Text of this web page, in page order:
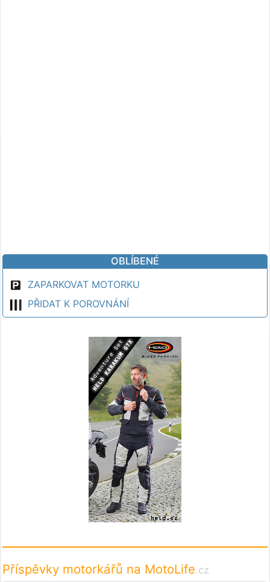
OBLÍBENÉ
ZAPARKOVAT MOTORKU
PŘIDAT K POROVNÁNÍ
Příspěvky motorkářů na MotoLife.cz